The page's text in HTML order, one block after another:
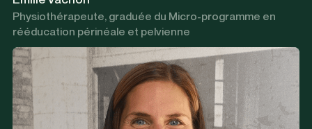
Physiothérapeute, graduée du Micro-programme en
rééducation périnéale et pelvienne